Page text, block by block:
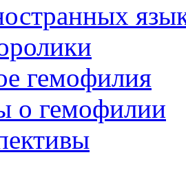
гемофилия
гемофилии